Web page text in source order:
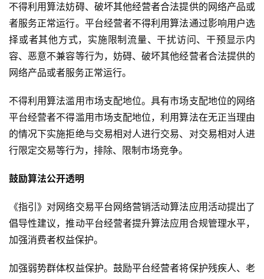
页
不得利用算法妨碍、破坏其他经营者合法提供的网络产品或
者服务正常运行。平台经营者不得利用算法通过影响用户选
择或者其他方式，实施限制流量、干扰访问、干预显示内
容、恶意不兼容等行为，妨碍、破坏其他经营者合法提供的
网络产品或者服务正常运行。
不得利用算法滥用市场支配地位。具有市场支配地位的网络
平台经营者不得滥用市场支配地位，利用算法在无正当理由
的情况下实施拒绝与交易相对人进行交易、对交易相对人进
行限定交易等行为，排除、限制市场竞争。
鼓励算法公开透明
《指引》对网络交易平台网络营销活动算法应用活动提出了
倡导性建议，推动平台经营者提升算法应用合规管理水平，
加强消费者权益保护。
加强弱势群体权益保护。鼓励平台经营者将保护残疾人、老